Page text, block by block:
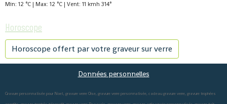
Min: 12 °C | Max: 12 °C | Vent: 11 kmh 314°
Horoscope
Horoscope offert par votre graveur sur verre
Données personnelles
Gravure personnalisée pour Noel, gravure verre Oise, gravure verre personnalisée, cadeau gravure verre, gravure trophées